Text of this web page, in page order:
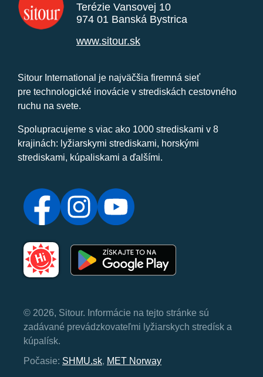
Terézie Vansovej 10
974 01 Banská Bystrica
www.sitour.sk
Sitour International je najväčšia firemná sieť
pre technologické inovácie v strediskách cestovného
ruchu na svete.
Spolupracujeme s viac ako 1000 strediskami v 8
krajinách: lyžiarskymi strediskami, horskými
strediskami, kúpaliskami a ďalšími.
© 2026, Sitour. Informácie na tejto stránke sú
zadávané prevádzkovateľmi lyžiarskych stredísk a
kúpalísk.
Počasie: SHMU.sk, MET Norway